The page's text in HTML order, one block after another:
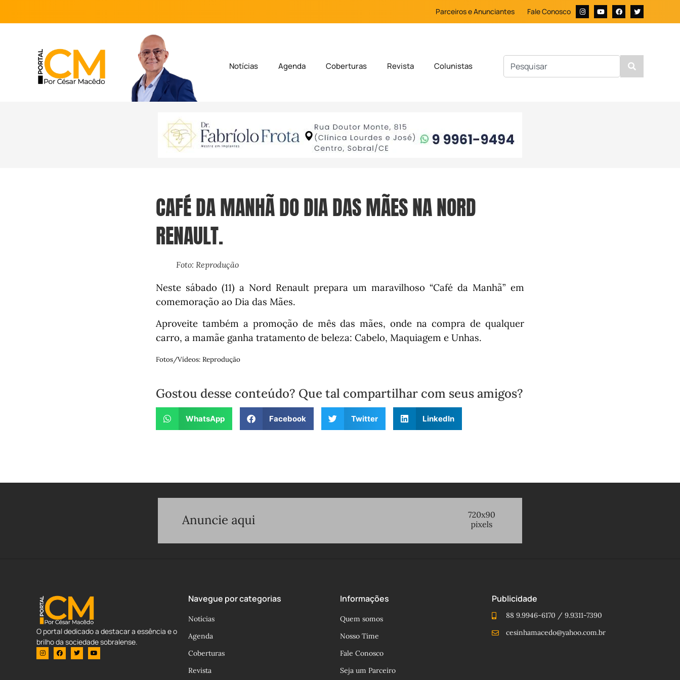
Parceiros e Anunciantes Fale Conosco
Notícias Agenda Coberturas Revista Colunistas
CAFÉ DA MANHÃ DO DIA DAS MÃES NA NORD
RENAULT.
Foto: Reprodução
Neste sábado (11) a Nord Renault prepara um maravilhoso “Café da Manhã” em
comemoração ao Dia das Mães.
Aproveite também a promoção de mês das mães, onde na compra de qualquer
carro, a mamãe ganha tratamento de beleza: Cabelo, Maquiagem e Unhas.
Fotos/Vídeos: Reprodução
Gostou desse conteúdo? Que tal compartilhar com seus amigos?
WhatsApp Facebook Twitter LinkedIn
O portal dedicado a destacar a essência e o
brilho da sociedade sobralense.
Navegue por categorias
Notícias
Agenda
Coberturas
Revista
Informações
Quem somos
Nosso Time
Fale Conosco
Seja um Parceiro
Publicidade
88 9.9946-6170 / 9.9311-7390
cesinhamacedo@yahoo.com.br